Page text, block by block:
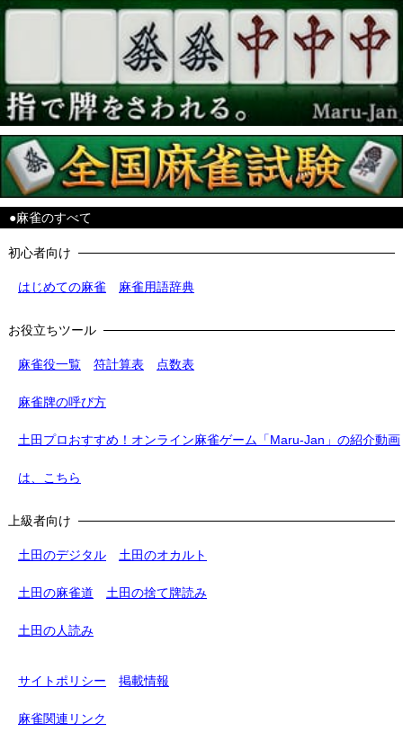
●麻雀のすべて
初心者向け
はじめての麻雀 麻雀用語辞典
お役立ちツール
麻雀役一覧 符計算表 点数表
麻雀牌の呼び方
土田プロおすすめ！オンライン麻雀ゲーム「Maru-Jan」の紹介動画
は、こちら
上級者向け
土田のデジタル 土田のオカルト
土田の麻雀道 土田の捨て牌読み
土田の人読み
サイトポリシー 掲載情報
麻雀関連リンク